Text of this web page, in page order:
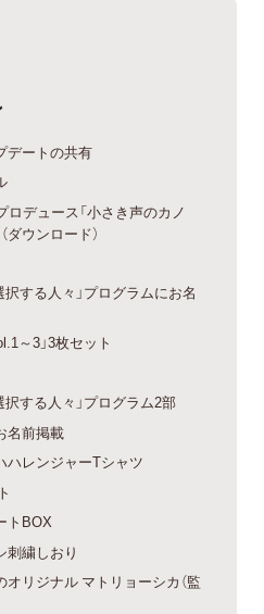
デートの共有
ロデュース「小さき声のカノ
ダウンロード）
択する人々」プログラムにお名
～3」3枚セット
択する人々」プログラム2部
名前掲載
ハレンジャーTシャツ
トBOX
刺繍しおり
リジナル マトリョーシカ（監